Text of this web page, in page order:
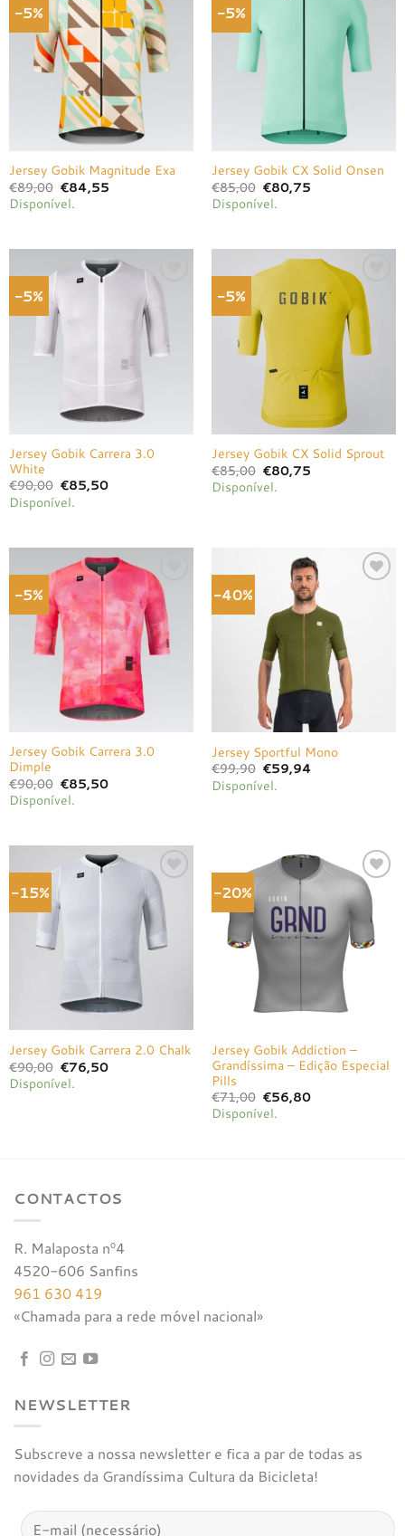
-5%
Adicionar
à lista de
desejos
Jersey Gobik Magnitude Exa
€89,00 O
preço
original
€84,55O
Disponível.
-5%
Adicionar
à lista de
desejos
Jersey Gobik CX Solid Onsen
€85,00 O
preço
original
€80,75O
Disponível.
-5%
Adicionar
à lista de
desejos
Jersey Gobik Carrera 3.0
White
€90,00 O
preço
original
€85,50O
Disponível.
-5%
Adicionar
à lista de
desejos
Jersey Gobik CX Solid Sprout
€85,00 O
preço
original
€80,75O
Disponível.
-5%
Adicionar
à lista de
desejos
Jersey Gobik Carrera 3.0
Dimple
€90,00 O
preço
original
€85,50O
Disponível.
-40%
Jersey Sportful Mono
€99,90 O
preço
original
€59,94O
Disponível.
-15%
Adicionar
à lista de
desejos
Jersey Gobik Carrera 2.0 Chalk
€90,00 O
preço
original
€76,50O
Disponível.
-20%
Adicionar
à lista de
desejos
Jersey Gobik Addiction –
Grandíssima – Edição Especial
Pills
€71,00 O
preço
original
€56,80O
Disponível.
CONTACTOS
R. Malaposta nº4
4520-606 Sanfins
961 630 419
«Chamada para a rede móvel nacional»
NEWSLETTER
Subscreve a nossa newsletter e fica a par de todas as
novidades da Grandíssima Cultura da Bicicleta!